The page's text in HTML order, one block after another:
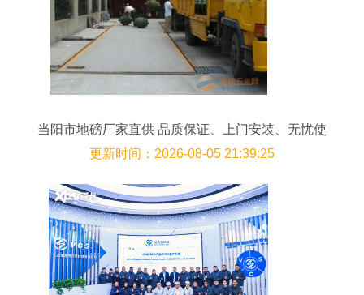
当阳市地磅厂家直供 品质保证、上门安装、无忧使
用
更新时间：2026-08-05 21:39:25